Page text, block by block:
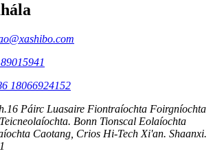
18066924152
Páirc Luasaire Fiontraíochta Foirgníochta
Bonn Tionscal Eolaíochta
Caotang, Crios Hi-Tech Xi'an. Shaanxi.